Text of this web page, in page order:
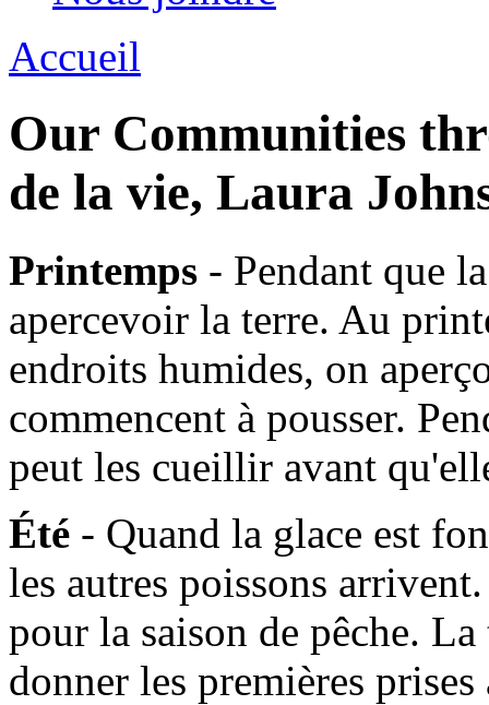
Accueil
Our Communities
de la vie, Laura
Printemps - Pendant que
apercevoir la terre. Au
endroits humides, on
commencent à pousser.
peut les cueillir avant
Été - Quand la glace est
les autres poissons
pour la saison de pêche.
donner les premières